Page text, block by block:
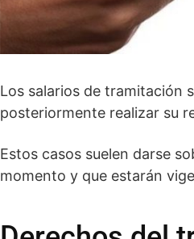
Los salarios de tramitación
posteriormente realizar su
Estos casos suelen darse
momento y que estarán